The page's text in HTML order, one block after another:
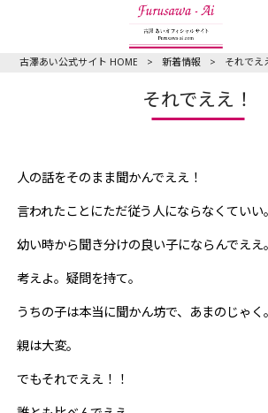
古澤あい公式サイト HOME > 新着情報 > それでえ
それでええ！
人の話をそのまま聞かんでええ！
言われたことにただ従う人にならなくていい。
幼い時から聞き分けの良い子にならんでええ。
考えよ。疑問を持て。
うちの子は本当に聞かん坊で、あまのじゃく。
親は大変。
でもそれでええ！！